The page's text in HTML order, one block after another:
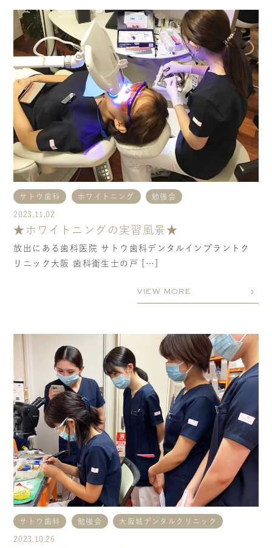
サトウ歯科 ホワイトニング 勉強会
2023.11.02
★ホワイトニングの実習風景★
放出にある歯科医院 サトウ歯科デンタルインプラントク
リニック大阪 歯科衛生士の戸 […]
VIEW MORE
サトウ歯科 勉強会 大阪城デンタルクリニック
2023.10.26